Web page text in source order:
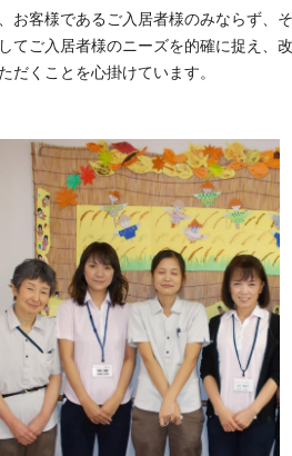
お客様であるご入居者様のみならず、
ご入居者様のニーズを的確に捉え、
くことを心掛けています。